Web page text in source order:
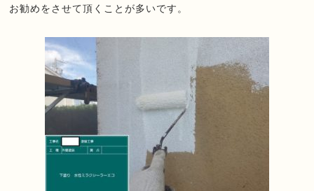
お勧めをさせて頂くことが多いです。